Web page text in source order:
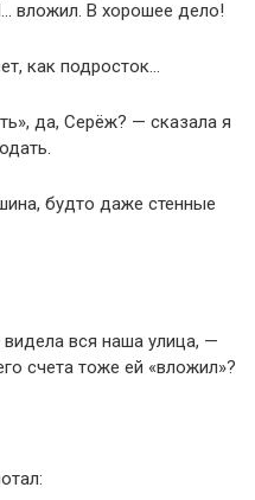
вложил. В хорошее дело!
как подросток…
да, Серёж? — сказала я
будто даже стенные
вся наша улица, —
счета тоже ей «вложил»?